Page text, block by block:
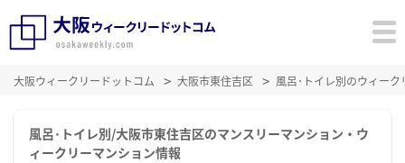
大阪ウィークリードットコム 大阪市東住吉区 風呂･トイレ別のウィー
風呂･トイレ別/大阪市東住吉区のマンスリーマンション・ウ
ィークリーマンション情報